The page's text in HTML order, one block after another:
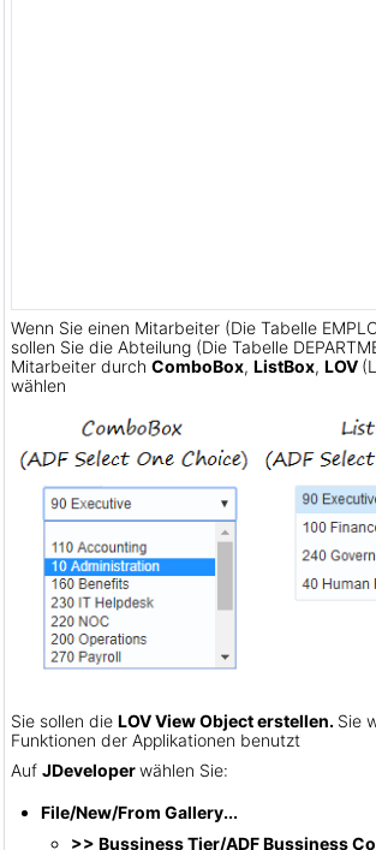
Wenn Sie einen Mitarbeiter (Die Tabelle
sollen Sie die Abteilung (Die Tabelle
Mitarbeiter durch ComboBox, ListBox, LOV
wählen
Sie sollen die LOV View Object erstellen. Sie
Funktionen der Applikationen benutzt
Auf JDeveloperwählen Sie:
File/New/From Gallery...
>> Bussiness Tier/ADF Bussiness